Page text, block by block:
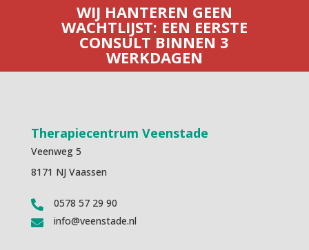
WIJ HANTEREN GEEN
WACHTLIJST: EEN EERSTE
CONSULT BINNEN 3
WERKDAGEN
Therapiecentrum Veenstade
Veenweg 5
8171 NJ Vaassen
 0578 57 29 90
 info@veenstade.nl